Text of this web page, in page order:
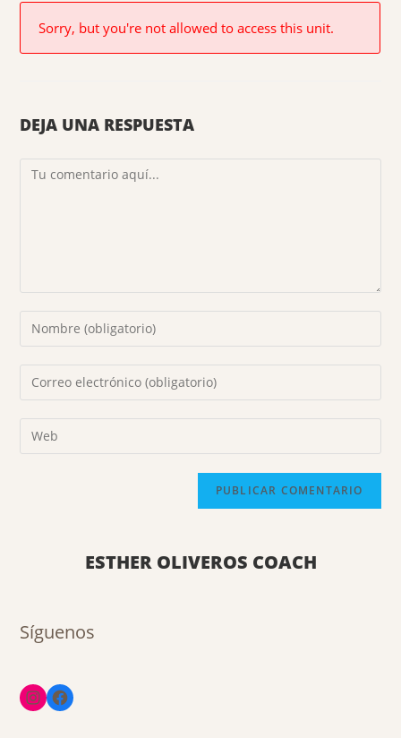
Sorry, but you're not allowed to access this unit.
DEJA UNA RESPUESTA
ESTHER OLIVEROS COACH
Síguenos